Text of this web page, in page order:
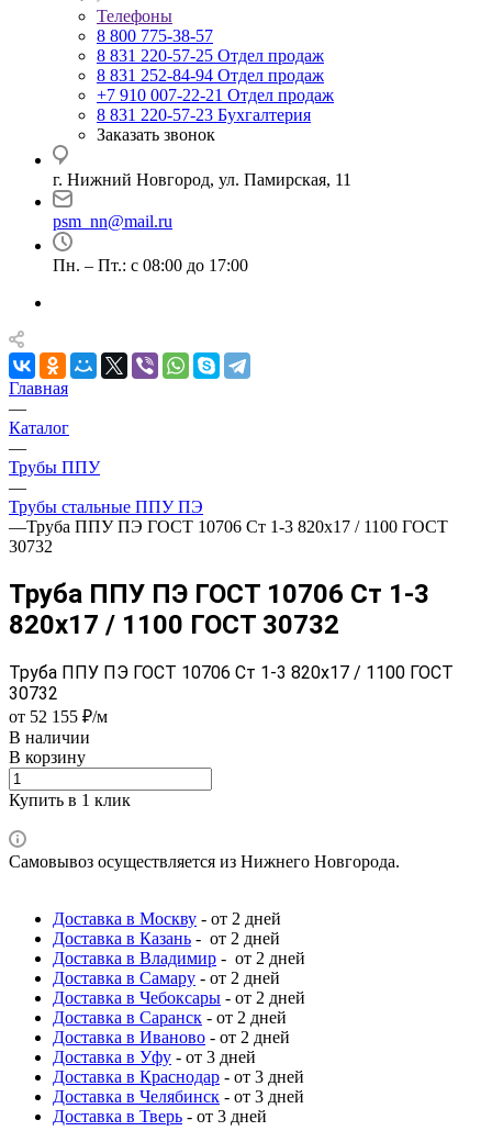
Телефоны
8 800 775-38-57
8 831 220-57-25 Отдел продаж
8 831 252-84-94 Отдел продаж
+7 910 007-22-21 Отдел продаж
8 831 220-57-23 Бухгалтерия
Заказать звонок
г. Нижний Новгород, ул. Памирская, 11
psm_nn@mail.ru
Пн. – Пт.: с 08:00 до 17:00
Главная
—
Каталог
—
Трубы ППУ
—
Трубы стальные ППУ ПЭ
—Труба ППУ ПЭ ГОСТ 10706 Ст 1-3 820x17 / 1100 ГОСТ
30732
Труба ППУ ПЭ ГОСТ 10706 Ст 1-3
820x17 / 1100 ГОСТ 30732
Труба ППУ ПЭ ГОСТ 10706 Ст 1-3 820x17 / 1100 ГОСТ
30732
от 52 155 ₽/м
В наличии
В корзину
Купить в 1 клик
Самовывоз осуществляется из Нижнего Новгорода.
Доставка в Москву - от 2 дней
Доставка в Казань - от 2 дней
Доставка в Владимир - от 2 дней
Доставка в Самару - от 2 дней
Доставка в Чебоксары - от 2 дней
Доставка в Саранск - от 2 дней
Доставка в Иваново - от 2 дней
Доставка в Уфу - от 3 дней
Доставка в Краснодар - от 3 дней
Доставка в Челябинск - от 3 дней
Доставка в Тверь - от 3 дней